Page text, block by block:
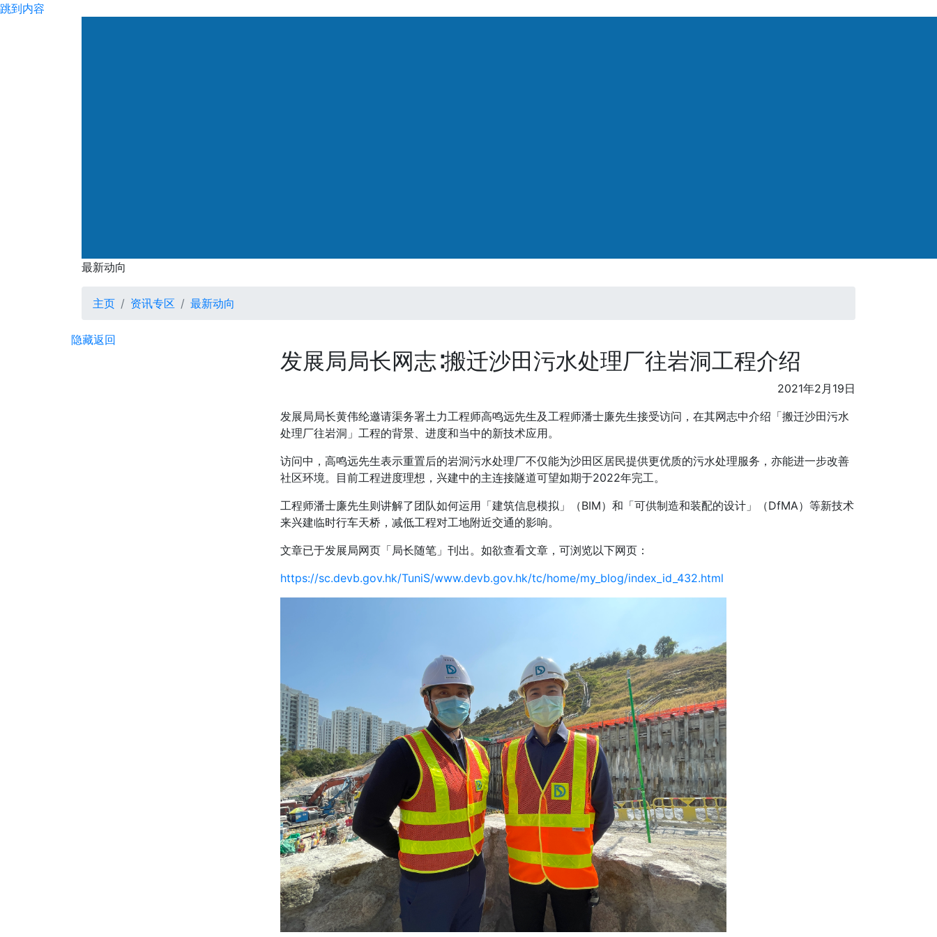
跳到内容
最新动向
最新动向
主页 资讯专区 最新动向
隐藏返回
发展局局长网志∶搬迁沙田污水处理厂往岩洞工程介绍
2021年2月19日
发展局局长黄伟纶邀请渠务署土力工程师高鸣远先生及工程师潘士廉先生接受访问，在其网志中介绍「搬迁沙田污水
处理厂往岩洞」工程的背景、进度和当中的新技术应用。
访问中，高鸣远先生表示重置后的岩洞污水处理厂不仅能为沙田区居民提供更优质的污水处理服务，亦能进一步改善
社区环境。目前工程进度理想，兴建中的主连接隧道可望如期于2022年完工。
工程师潘士廉先生则讲解了团队如何运用「建筑信息模拟」（BIM）和「可供制造和装配的设计」（DfMA）等新技术
来兴建临时行车天桥，减低工程对工地附近交通的影响。
文章已于发展局网页「局长随笔」刊出。如欲查看文章，可浏览以下网页：
https://sc.devb.gov.hk/TuniS/www.devb.gov.hk/tc/home/my_blog/index_id_432.html